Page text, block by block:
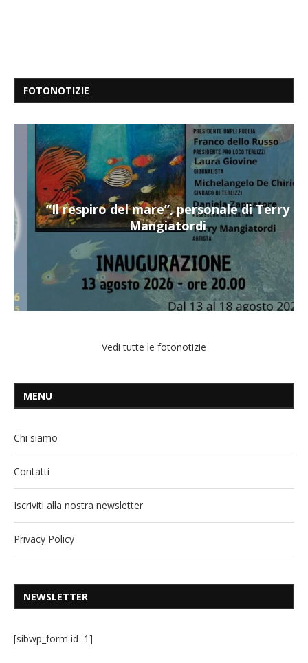
FOTONOTIZIE
“Il respiro del mare”, personale di Terry
Mangiatordi
Vedi tutte le fotonotizie
MENU
Chi siamo
Contatti
Iscriviti alla nostra newsletter
Privacy Policy
NEWSLETTER
[sibwp_form id=1]